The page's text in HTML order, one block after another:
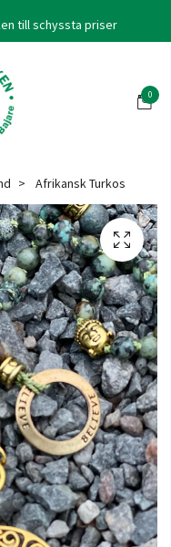
till schyssta priser
0
Afrikansk Turkos